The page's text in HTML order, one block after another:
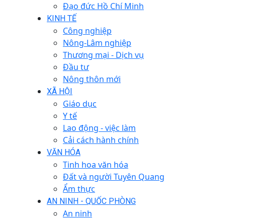
Đạo đức Hồ Chí Minh
KINH TẾ
Công nghiệp
Nông-Lâm nghiệp
Thương mại - Dịch vụ
Đầu tư
Nông thôn mới
XÃ HỘI
Giáo dục
Y tế
Lao động - việc làm
Cải cách hành chính
VĂN HÓA
Tinh hoa văn hóa
Đất và người Tuyên Quang
Ẩm thực
AN NINH - QUỐC PHÒNG
An ninh